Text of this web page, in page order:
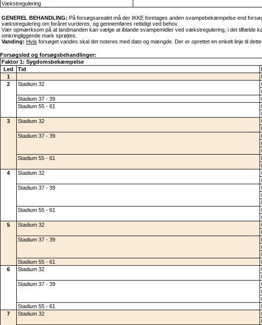
Vækstregulering
GENEREL BEHANDLING: På forsøgsarealet må der IKKE foretages anden svampebekæmpelse end
vækstregulering om foråret vurderes, og gennemføres rettidigt ved behov.
Vær opmærksom på at landmanden kan vælge at iblande svampemidler ved vækstregulering, i det tilfælde
omkringliggende mark sprøjtes.
Vanding: Hvis forsøget vandes skal det noteres med dato og mængde. Der er oprettet en enkelt linje til
Forsøgsled og forsøgsbehandlinger:
Faktor 1: Sygdomsbekæmpelse
Led
Tid
1
2
Stadium 32
Stadium 37 - 39
Stadium 55 - 61
3
Stadium 32
Stadium 37 - 39
Stadium 55 - 61
4
Stadium 32
Stadium 37 - 39
Stadium 55 - 61
5
Stadium 32
Stadium 37 - 39
Stadium 55 - 61
6
Stadium 32
Stadium 37 - 39
Stadium 55 - 61
7
Stadium 32